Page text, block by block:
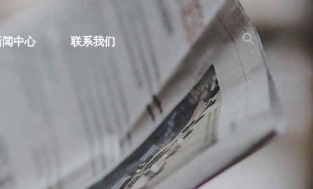
中心 联系我们